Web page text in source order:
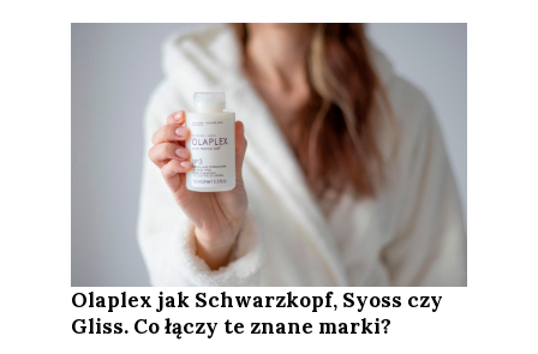
Olaplex jak Schwarzkopf, Syoss czy
Gliss. Co łączy te znane marki?